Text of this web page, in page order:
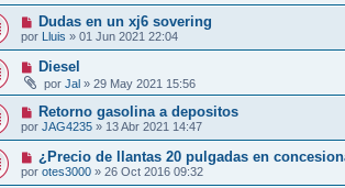
Dudas en un xj6 sovering
por Lluis » 01 Jun 2021 22:04
Diesel
por Jal » 29 May 2021 15:56
Retorno gasolina a depositos
por JAG4235 » 13 Abr 2021 14:47
¿Precio de llantas 20 pulgadas en
por otes3000 » 26 Oct 2016 09:32